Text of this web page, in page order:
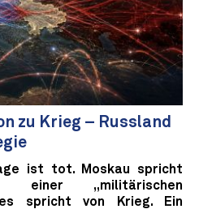
zu Krieg – Russland
ist tot. Moskau spricht
„militärischen
spricht von Krieg. Ein